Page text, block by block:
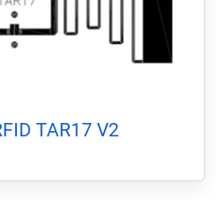
TAR17 V2